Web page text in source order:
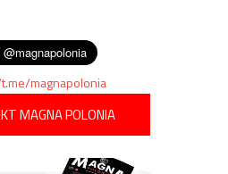
magnapolonia
MAGNA POLONIA